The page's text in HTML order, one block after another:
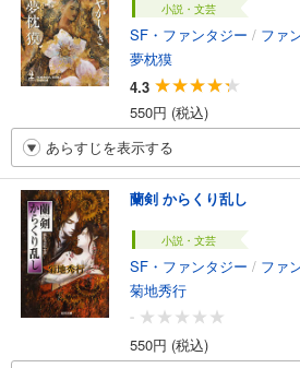
小説・文芸
SF・ファンタジー / ファン
夢枕獏
4.3
550円 (税込)
あらすじを表示する
蘭剣 からくり乱し
小説・文芸
SF・ファンタジー / ファン
菊地秀行
-
550円 (税込)